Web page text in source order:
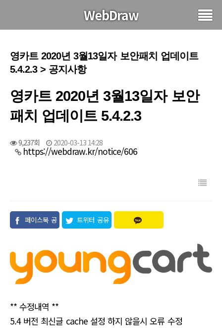
WebDraw
영카트 2020년 3월13일자 보안패치 업데이트
5.4.2.3 > 공지사항
영카트 2020년 3월13일자 보안
패치 업데이트 5.4.2.3
9,237회 2020-03-13 14:28
https://webdraw.kr/notice/606
페이스북 공
트위터 공유
** 수정내역 **
5.4 버전 최신글 cache 설정 하지 않을시 오류 수정